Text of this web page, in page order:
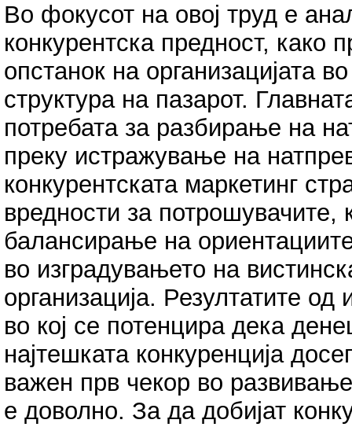
Во фокусот на овој труд е
конкурентска предност, како
опстанок на организацијата
структура на пазарот.
потребата за разбирање на
преку истражување на
конкурентската маркетинг
вредности за
балансирање на
во изградувањето на
организација. Резултатите
во кој се потенцира дека
најтешката конкуренција
важен прв чекор во
е доволно. За да добијат